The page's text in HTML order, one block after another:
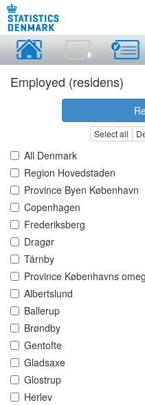
Employed (residens)
Select all
All Denmark
Region Hovedstaden
Province Byen København
Copenhagen
Frederiksberg
Dragør
Tårnby
Province Københavns
Albertslund
Ballerup
Brøndby
Gentofte
Gladsaxe
Glostrup
Herlev